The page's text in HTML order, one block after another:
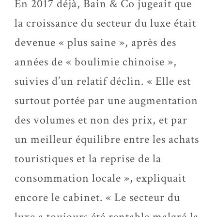
En 2017 déjà, Bain & Co jugeait que
la croissance du secteur du luxe était
devenue « plus saine », après des
années de « boulimie chinoise »,
suivies d’un relatif déclin. « Elle est
surtout portée par une augmentation
des volumes et non des prix, et par
un meilleur équilibre entre les achats
touristiques et la reprise de la
consommation locale », expliquait
encore le cabinet. « Le secteur du